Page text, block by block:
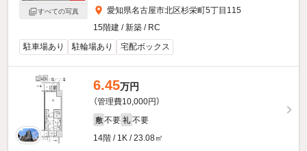
すべての写真
愛知県名古屋市北区杉栄町5丁目115
15階建 / 新築 / RC
駐車場あり
駐輪場あり 宅配ボックス
6.45万円
（管理費10,000円）
敷 不要 礼 不要
14階 / 1K / 23.08㎡